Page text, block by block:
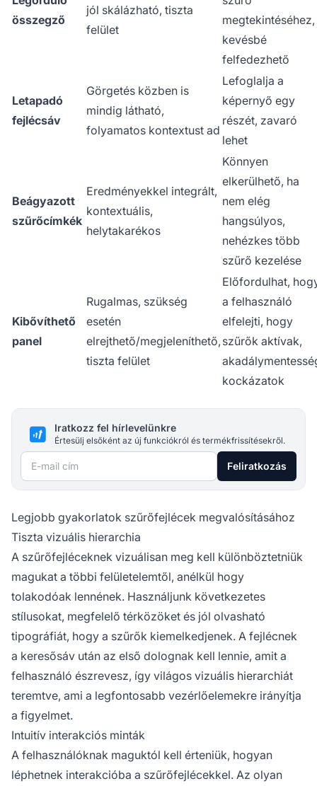
összegző
jól skálázható, tiszta
felület
megtekintéséhez,
kevésbé
felfedezhető
Letapadó
fejlécsáv
Görgetés közben is
mindig látható,
folyamatos kontextust ad
Lefoglalja a
képernyő egy
részét, zavaró
lehet
Beágyazott
szűrőcímkék
Eredményekkel integrált,
kontextuális,
helytakarékos
Könnyen
elkerülhető, ha
nem elég
hangsúlyos,
nehézkes több
szűrő kezelése
Kibővíthető
panel
Rugalmas, szükség
esetén
elrejthető/megjeleníthető,
tiszta felület
Előfordulhat,
a felhasználó
elfelejti, hogy
szűrők aktívak,
kockázatok
Iratkozz fel hírlevelünkre
Értesülj elsőként az új funkciókról és termékfrissítésekről.
E-mail cím Feliratkozás
Legjobb gyakorlatok szűrőfejlécek megvalósításához
Tiszta vizuális hierarchia
A szűrőfejléceknek vizuálisan meg kell különböztetniük
magukat a többi felületelemtől, anélkül hogy
tolakodóak lennének. Használjunk következetes
stílusokat, megfelelő térközöket és jól olvasható
tipográfiát, hogy a szűrők kiemelkedjenek. A fejlécnek
a keresősáv után az első dolognak kell lennie, amit a
felhasználó észrevesz, így világos vizuális hierarchiát
teremtve, ami a legfontosabb vezérlőelemekre irányítja
a figyelmet.
Intuitív interakciós minták
A felhasználóknak maguktól kell érteniük, hogyan
léphetnek interakcióba a szűrőfejlécekkel. Az olyan